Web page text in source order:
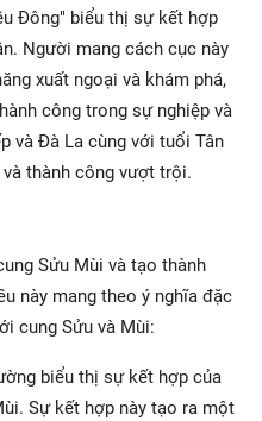
Đông" biểu thị sự kết hợp
Người mang cách cục này
xuất ngoại và khám phá,
công trong sự nghiệp và
và Đà La cùng với tuổi Tân
thành công vượt trội.
Sửu Mùi và tạo thành
này mang theo ý nghĩa đặc
cung Sửu và Mùi:
biểu thị sự kết hợp của
Sự kết hợp này tạo ra một